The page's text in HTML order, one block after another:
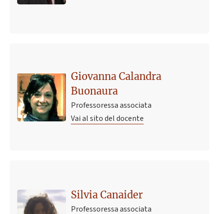
Giovanna Calandra
Buonaura
Professoressa associata
Vai al sito del docente
Silvia Canaider
Professoressa associata
28 febbraio 2025 09:49